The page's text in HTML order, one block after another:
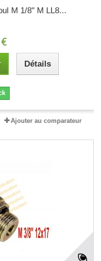
M 1/8" M LL8...
Détails
Ajouter au comparateur